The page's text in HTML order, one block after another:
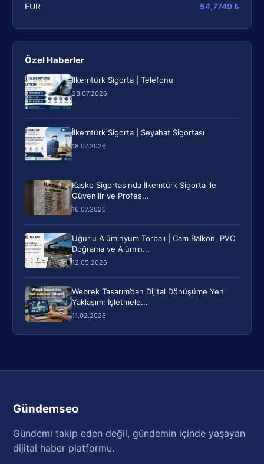
EUR 54,7749 ₺
Özel Haberler
İlkemtürk Sigorta | Telefonu
23.07.2026
İlkemtürk Sigorta | Seyahat Sigortası
18.07.2026
Kasko Sigortasında İlkemtürk Sigorta ile
Güvenilir ve Profes...
16.07.2026
Uğurlu Alüminyum Torbalı | Cam Balkon, PVC
Doğrama ve Alümin...
12.05.2026
Webrek Tasarım’dan Dijital Dönüşüme Yeni
Yaklaşım: İşletmele...
11.02.2026
Gündemseo
Gündemi takip eden değil, gündemin içinde yaşayan
dijital haber platformu.